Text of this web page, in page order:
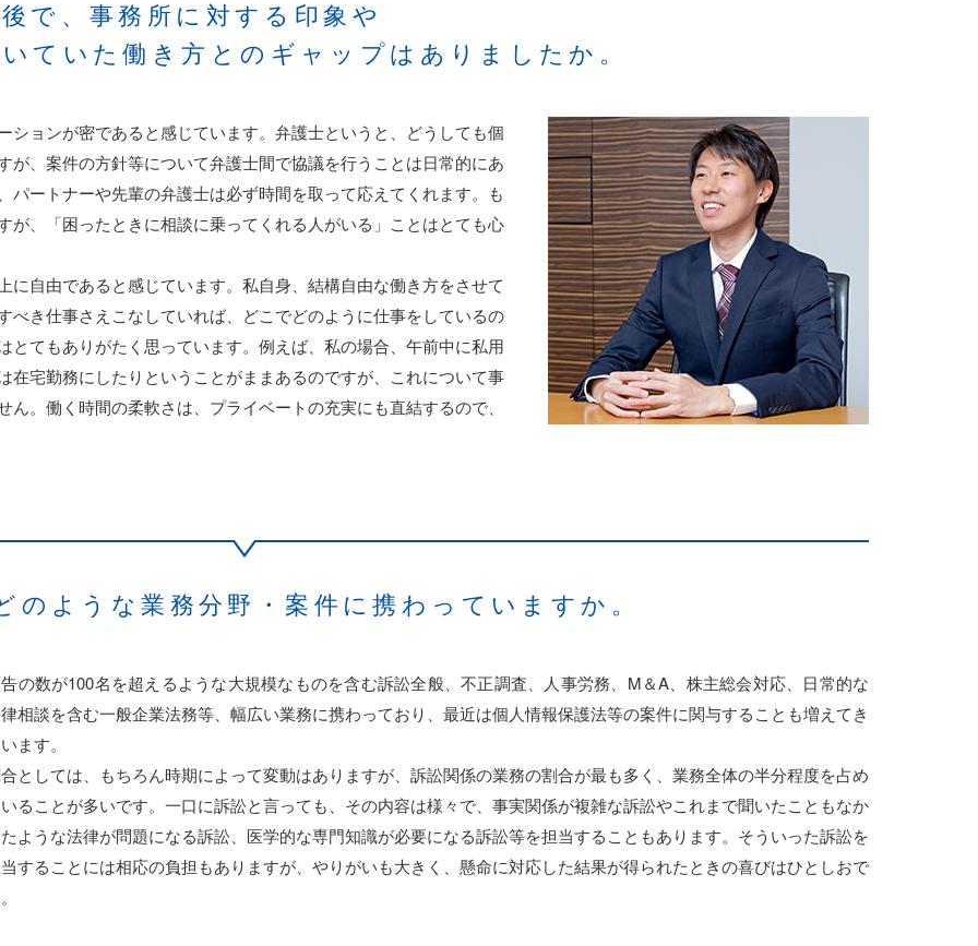
で、事務所に対する印象や
ていた働き方との ギャップはありましたか。
ョンが密であると感じています。弁護士というと、どうしても個
、案件の方針等について弁護士間で協議を行うことは日常的にあ
ートナーや先輩の弁護士は必ず時間を取って応えてくれます。も
、「困ったときに相談に乗ってくれる人がいる」ことはとても心
自由であると感じています。私自身、結構自由な働き方をさせて
き仕事さえこなしていれば、どこでどのように仕事をしているの
てもありがたく思っています。例えば、私の場合、午前中に私用
宅勤務にしたりということがままあるのですが、これについて事
。働く時間の柔軟さは、プライベートの充実にも直結するので、
のような業務分野・案件に携わっていますか。
の数が100名を超えるような大規模なものを含む訴訟全般、不正調査、人事労務、M＆A、株主総会対応、日常的な
相談を含む一般企業法務等、幅広い業務に携わっており、最近は個人情報保護法等の案件に関与することも増えてき
ます。
としては、もちろん時期によって変動はありますが、訴訟関係の業務の割合が最も多く、業務全体の半分程度を占め
ることが多いです。一口に訴訟と言っても、その内容は様々で、事実関係が複雑な訴訟やこれまで聞いたこともなか
ような法律が問題になる訴訟、医学的な専門知識が必要になる訴訟等を担当することもあります。そういった訴訟を
することには相応の負担もありますが、やりがいも大きく、懸命に対応した結果が得られたときの喜びはひとしおで